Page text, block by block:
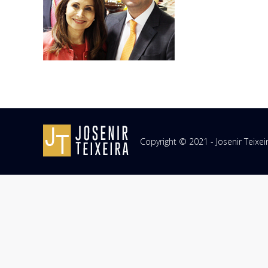
Copyright © 2021 - Josenir